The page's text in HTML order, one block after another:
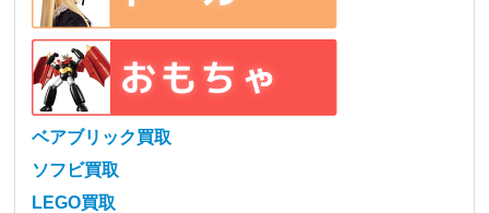
ベアブリック買取
ソフビ買取
LEGO買取